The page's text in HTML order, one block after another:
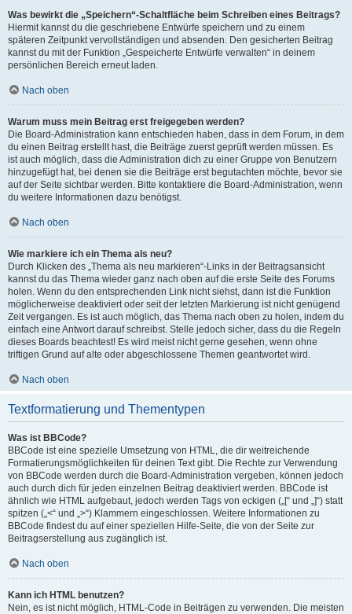
Was bewirkt die „Speichern“-Schaltfläche beim Schreiben eines Beitrags?
Hiermit kannst du die geschriebene Entwürfe speichern und zu einem
späteren Zeitpunkt vervollständigen und absenden. Den gesicherten Beitrag
kannst du mit der Funktion „Gespeicherte Entwürfe verwalten“ in deinem
persönlichen Bereich erneut laden.
Nach oben
Warum muss mein Beitrag erst freigegeben werden?
Die Board-Administration kann entschieden haben, dass in dem Forum, in dem
du einen Beitrag erstellt hast, die Beiträge zuerst geprüft werden müssen. Es
ist auch möglich, dass die Administration dich zu einer Gruppe von Benutzern
hinzugefügt hat, bei denen sie die Beiträge erst begutachten möchte, bevor sie
auf der Seite sichtbar werden. Bitte kontaktiere die Board-Administration, wenn
du weitere Informationen dazu benötigst.
Nach oben
Wie markiere ich ein Thema als neu?
Durch Klicken des „Thema als neu markieren“-Links in der Beitragsansicht
kannst du das Thema wieder ganz nach oben auf die erste Seite des Forums
holen. Wenn du den entsprechenden Link nicht siehst, dann ist die Funktion
möglicherweise deaktiviert oder seit der letzten Markierung ist nicht genügend
Zeit vergangen. Es ist auch möglich, das Thema nach oben zu holen, indem du
einfach eine Antwort darauf schreibst. Stelle jedoch sicher, dass du die Regeln
dieses Boards beachtest! Es wird meist nicht gerne gesehen, wenn ohne
triftigen Grund auf alte oder abgeschlossene Themen geantwortet wird.
Nach oben
Textformatierung und Thementypen
Was ist BBCode?
BBCode ist eine spezielle Umsetzung von HTML, die dir weitreichende
Formatierungsmöglichkeiten für deinen Text gibt. Die Rechte zur Verwendung
von BBCode werden durch die Board-Administration vergeben, können jedoch
auch durch dich für jeden einzelnen Beitrag deaktiviert werden. BBCode ist
ähnlich wie HTML aufgebaut, jedoch werden Tags von eckigen („[“ und „]“) statt
spitzen („<“ und „>“) Klammern eingeschlossen. Weitere Informationen zu
BBCode findest du auf einer speziellen Hilfe-Seite, die von der Seite zur
Beitragserstellung aus zugänglich ist.
Nach oben
Kann ich HTML benutzen?
Nein, es ist nicht möglich, HTML-Code in Beiträgen zu verwenden. Die meisten